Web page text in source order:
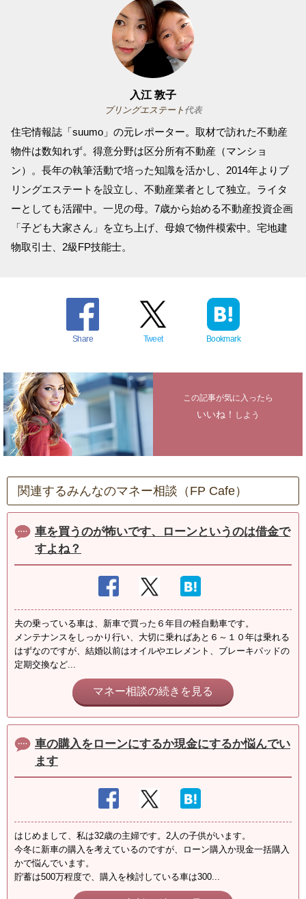
入江 敦子
ブリングエステート 代表
住宅情報誌「suumo」の元レポーター。取材で訪れた不動産
物件は数知れず。得意分野は区分所有不動産（マンショ
ン）。長年の執筆活動で培った知識を活かし、2014年よりブ
リングエステートを設立し、不動産業者として独立。ライタ
ーとしても活躍中。一児の母。7歳から始める不動産投資企画
「子ども大家さん」を立ち上げ、母娘で物件模索中。宅地建
物取引士、2級FP技能士。
Share Tweet Bookmark
この記事が気に入ったら
いいね！ しよう
関連するみんなのマネー相談（FP Cafe）
車を買うのが怖いです、ローンというのは借金で
すよね？
夫の乗っている車は、新車で買った６年目の軽自動車です。
メンテナンスをしっかり行い、大切に乗ればあと６～１０年は乗れる
はずなのですが、結婚以前はオイルやエレメント、ブレーキパッドの
定期交換など...
マネー相談の続きを見る
車の購入をローンにするか現金にするか悩んでい
ます
はじめまして、私は32歳の主婦です。2人の子供がいます。
今冬に新車の購入を考えているのですが、ローン購入か現金一括購入
かで悩んでいます。
貯蓄は500万程度で、購入を検討している車は300...